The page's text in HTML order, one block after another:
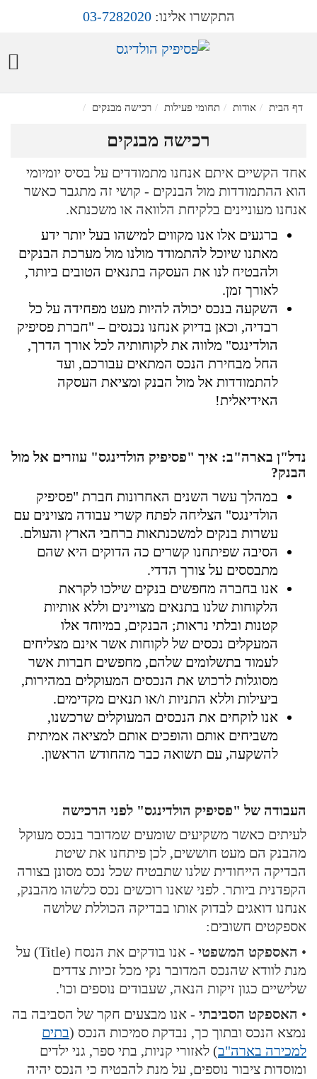
התקשרו אלינו:03-7282020
דף הבית אודות תחומי פעילות רכישה מבנקים
רכישה מבנקים
אחד הקשיים איתם אנחנו מתמודדים על בסיס יומיומי
הוא ההתמודדות מול הבנקים - קושי זה מתגבר כאשר
אנחנו מעוניינים בלקיחת הלוואה או משכנתא.
ברגעים אלו אנו מקווים למישהו בעל יותר ידע
מאתנו שיוכל להתמודד מולנו מול מערכת הבנקים
ולהבטיח לנו את העסקה בתנאים הטובים ביותר,
לאורך זמן.
השקעה בנכס יכולה להיות מעט מפחידה על כל
רבדיה, וכאן בדיוק אנחנו נכנסים – "חברת פסיפיק
הולדינגס" מלווה את לקוחותיה לכל אורך הדרך,
החל מבחירת הנכס המתאים עבורכם, ועד
להתמודדות אל מול הבנק ומציאת העסקה
האידיאלית!
נדל"ן בארה"ב: איך "פסיפיק הולדינגס" עוזרים אל מול
הבנק?
במהלך עשר השנים האחרונות חברת "פסיפיק
הולדינגס" הצליחה לפתח קשרי עבודה מצוינים עם
עשרות בנקים למשכנתאות ברחבי הארץ והעולם.
הסיבה שפיתחנו קשרים כה הדוקים היא שהם
מתבססים על צורך הדדי.
אנו בחברה מחפשים בנקים שילכו לקראת
הלקוחות שלנו בתנאים מצויינים וללא אותיות
קטנות ובלתי נראות; הבנקים, במיוחד אלו
המעקלים נכסים של לקוחות אשר אינם מצליחים
לעמוד בתשלומים שלהם, מחפשים חברות אשר
מסוגלות לרכוש את הנכסים המעוקלים במהירות,
ביעילות וללא התניות ו/או תנאים מקדימים.
אנו לוקחים את הנכסים המעוקלים שרכשנו,
משביחים אותם והופכים אותם למציאה אמיתית
להשקעה, עם תשואה כבר מהחודש הראשון.
העבודה של "פסיפיק הולדינגס" לפני הרכישה
לעיתים כאשר משקיעים שומעים שמדובר בנכס מעוקל
מהבנק הם מעט חוששים, לכן פיתחנו את שיטת
הבדיקה הייחודית שלנו שתבטיח שכל נכס מסונן בצורה
הקפדנית ביותר. לפני שאנו רוכשים נכס כלשהו מהבנק,
אנחנו דואגים לבדוק אותו בבדיקה הכוללת שלושה
אספקטים חשובים:
• האספקט המשפטי
- אנו בודקים את הנסח (Title) על
מנת לוודא שהנכס המדובר נקי מכל זכיות צדדים
שלישיים כגון זיקות הנאה, שעבודים נוספים וכו'.
• האספקט הסביבתי - אנו מבצעים חקר של הסביבה בה
נמצא הנכס ובתוך כך, נבדקת סמיכות הנכס (בתים
למכירה בארה"ב) לאזורי קניות, בתי ספר, גני ילדים
ומוסדות ציבור נוספים, על מנת להבטיח כי הנכס יהיה